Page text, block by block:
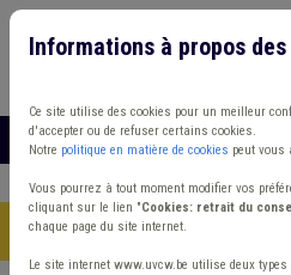
Accueil > Parc naturel
Informations à propos
Ce site utilise des cookies pour un meilleur
d'accepter ou de refuser certains cookies.
Notre politique en matière de cookies peut vous
Vous pourrez à tout moment modifier vos
cliquant sur le lien "Cookies: retrait du
chaque page du site internet.
Le site internet www.uvcw.be utilise deux types